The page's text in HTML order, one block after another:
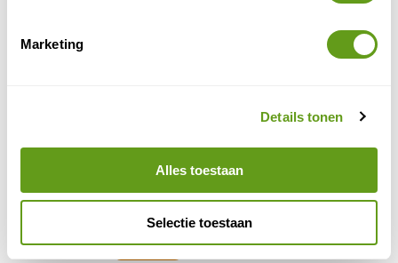
Marketing
Details tonen
Alles toestaan
Selectie toestaan
Indonesië specialist Merapi helpt je bij het
verwezenlijken van je droomreis met persoonlijk
rondreizen in groep.
BEKIJK